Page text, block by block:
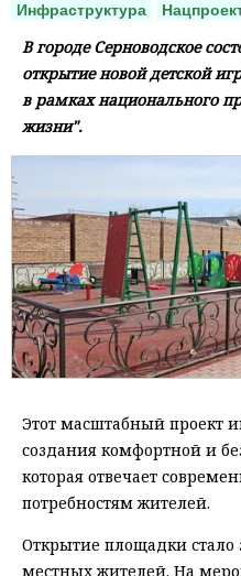
Инфраструктура
В городе Серноводское
открытие новой детской
в рамках национального
жизни".
Этот масштабный проект
создания комфортной и
которая отвечает
потребностям жителей.
Открытие площадки
местных жителей. На